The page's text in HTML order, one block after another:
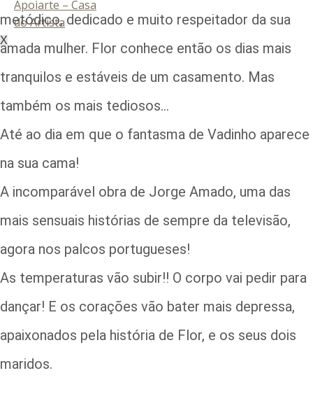
X
metódico, dedicado e muito respeitador da sua
amada mulher. Flor conhece então os dias mais
tranquilos e estáveis de um casamento. Mas
também os mais tediosos…
Até ao dia em que o fantasma de Vadinho aparece
na sua cama!
A incomparável obra de Jorge Amado, uma das
mais sensuais histórias de sempre da televisão,
agora nos palcos portugueses!
As temperaturas vão subir!! O corpo vai pedir para
dançar! E os corações vão bater mais depressa,
apaixonados pela história de Flor, e os seus dois
maridos.